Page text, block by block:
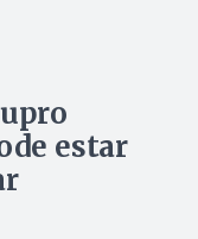
estar